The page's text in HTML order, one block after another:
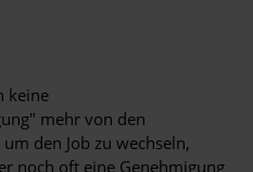
keine
mehr von den
den Job zu wechseln,
noch oft eine Genehmigung